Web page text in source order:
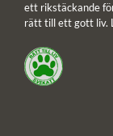
ett rikstäckande
rätt till ett gott liv.